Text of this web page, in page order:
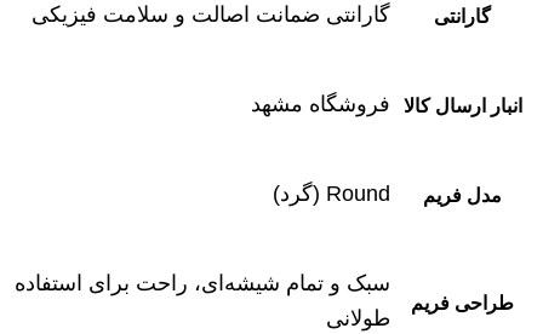
گارانتی گارانتی ضمانت اصالت و سلامت فیزیکی
انبار ارسال کالا فروشگاه مشهد
مدل فریم Round (گرد)
طراحی فریم
سبک و تمام شیشه‌ای، راحت برای استفاده
طولانی